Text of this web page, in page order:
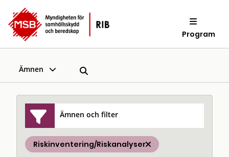
Program
Ämnen
Ämnen och filter
Riskinventering/Riskanalyser